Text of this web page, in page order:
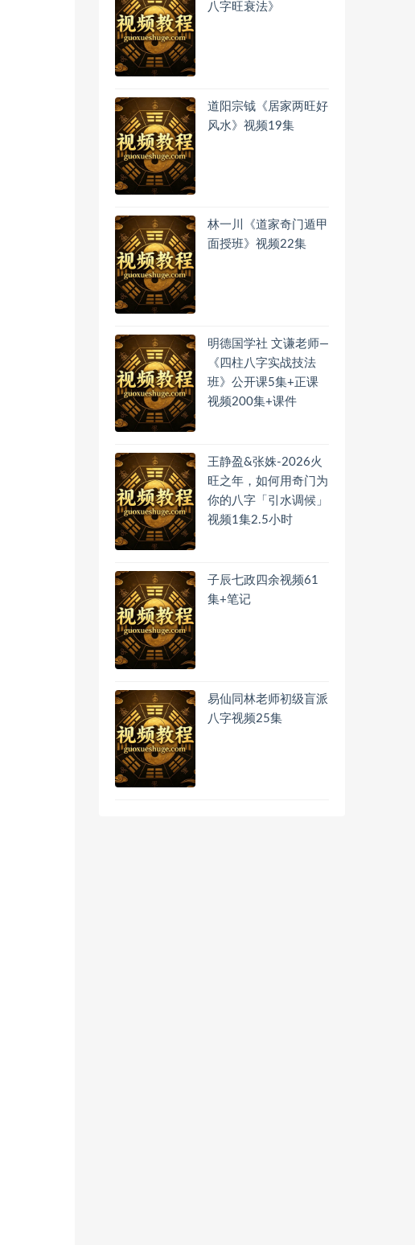
八字旺衰法》
道阳宗钺《居家两旺好
风水》视频19集
林一川《道家奇门遁甲
面授班》视频22集
明德国学社 文谦老师—
《四柱八字实战技法
班》公开课5集+正课
视频200集+课件
王静盈&张姝-2026火
旺之年，如何用奇门为
你的八字「引水调候」
视频1集2.5小时
子辰七政四余视频61
集+笔记
易仙同林老师初级盲派
八字视频25集